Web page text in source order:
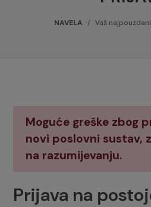
NAVELA Vaš
Moguće greške zbog
novi poslovni sustav,
na razumijevanju.
Prijava na